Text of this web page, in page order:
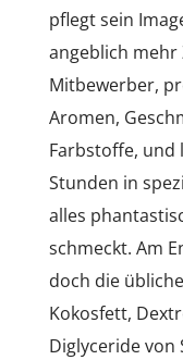
pflegt sein
angeblich mehr
Mitbewerber,
Aromen,
Farbstoffe, und
Stunden in
alles
schmeckt. Am
doch die
Kokosfett,
Diglyceride von